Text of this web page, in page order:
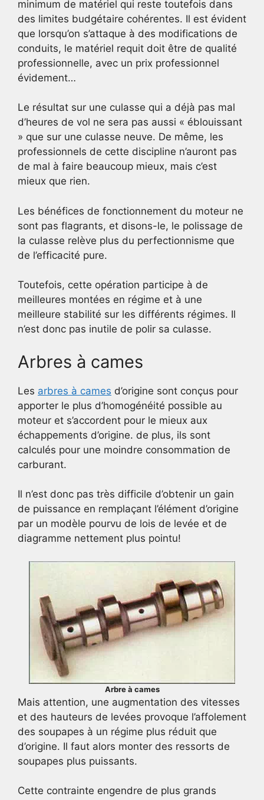
minimum de matériel qui reste toutefois dans
des limites budgétaire cohérentes. Il est évident
que lorsqu’on s’attaque à des modifications de
conduits, le matériel requit doit être de qualité
professionnelle, avec un prix professionnel
évidement…
Le résultat sur une culasse qui a déjà pas mal
d’heures de vol ne sera pas aussi « éblouissant
» que sur une culasse neuve. De même, les
professionnels de cette discipline n’auront pas
de mal à faire beaucoup mieux, mais c’est
mieux que rien.
Les bénéfices de fonctionnement du moteur ne
sont pas flagrants, et disons-le, le polissage de
la culasse relève plus du perfectionnisme que
de l’efficacité pure.
Toutefois, cette opération participe à de
meilleures montées en régime et à une
meilleure stabilité sur les différents régimes. Il
n’est donc pas inutile de polir sa culasse.
Arbres à cames
Les arbres à cames d’origine sont conçus pour
apporter le plus d’homogénéité possible au
moteur et s’accordent pour le mieux aux
échappements d’origine. de plus, ils sont
calculés pour une moindre consommation de
carburant.
Il n’est donc pas très difficile d’obtenir un gain
de puissance en remplaçant l’élément d’origine
par un modèle pourvu de lois de levée et de
diagramme nettement plus pointu!
Arbre à cames
Mais attention, une augmentation des vitesses
et des hauteurs de levées provoque l’affolement
des soupapes à un régime plus réduit que
d’origine. Il faut alors monter des ressorts de
soupapes plus puissants.
Cette contrainte engendre de plus grands